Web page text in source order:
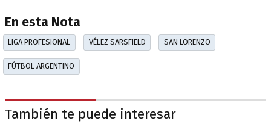
En esta Nota
LIGA PROFESIONAL VÉLEZ SARSFIELD SAN LORENZO
FÚTBOL ARGENTINO
También te puede interesar